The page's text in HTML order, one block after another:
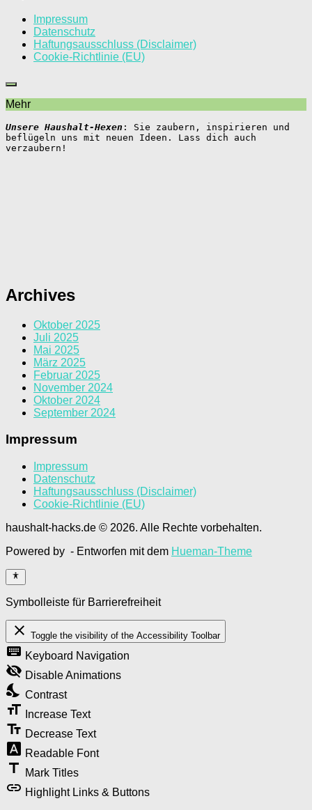
Impressum
Datenschutz
Haftungsausschluss (Disclaimer)
Cookie-Richtlinie (EU)
Mehr
Unsere Haushalt-Hexen : Sie zaubern, inspirieren und
beflügeln uns mit neuen Ideen. Lass dich auch
verzaubern!
Archives
Oktober 2025
Juli 2025
Mai 2025
März 2025
Februar 2025
November 2024
Oktober 2024
September 2024
Impressum
Impressum
Datenschutz
Haftungsausschluss (Disclaimer)
Cookie-Richtlinie (EU)
haushalt-hacks.de © 2026. Alle Rechte vorbehalten.
Powered by - Entworfen mit dem Hueman-Theme
Symbolleiste für Barrierefreiheit
close Toggle the visibility of the Accessibility Toolbar
keyboard Keyboard Navigation
visibility_off Disable Animations
nights_stay Contrast
format_size Increase Text
text_fields Decrease Text
font_download Readable Font
title Mark Titles
link Highlight Links & Buttons